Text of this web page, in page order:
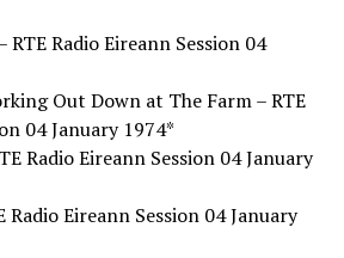
RTE Radio Eireann Session 04
Out Down at The Farm – RTE
04 January 1974*
Radio Eireann Session 04 January
Radio Eireann Session 04 January